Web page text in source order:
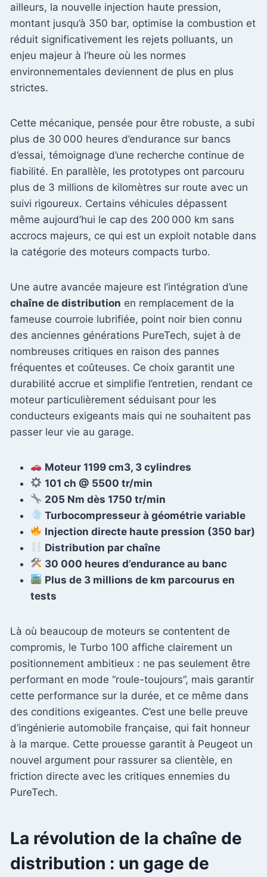
ailleurs, la nouvelle injection haute pression,
montant jusqu’à 350 bar, optimise la combustion et
réduit significativement les rejets polluants, un
enjeu majeur à l’heure où les normes
environnementales deviennent de plus en plus
strictes.
Cette mécanique, pensée pour être robuste, a subi
plus de 30 000 heures d’endurance sur bancs
d’essai, témoignage d’une recherche continue de
fiabilité. En parallèle, les prototypes ont parcouru
plus de 3 millions de kilomètres sur route avec un
suivi rigoureux. Certains véhicules dépassent
même aujourd’hui le cap des 200 000 km sans
accrocs majeurs, ce qui est un exploit notable dans
la catégorie des moteurs compacts turbo.
Une autre avancée majeure est l’intégration d’une
chaîne de distribution en remplacement de la
fameuse courroie lubrifiée, point noir bien connu
des anciennes générations PureTech, sujet à de
nombreuses critiques en raison des pannes
fréquentes et coûteuses. Ce choix garantit une
durabilité accrue et simplifie l’entretien, rendant ce
moteur particulièrement séduisant pour les
conducteurs exigeants mais qui ne souhaitent pas
passer leur vie au garage.
Moteur 1199 cm3, 3 cylindres
101 ch @ 5500 tr/min
205 Nm dès 1750 tr/min
Turbocompresseur à géométrie variable
Injection directe haute pression (350 bar)
Distribution par chaîne
30 000 heures d’endurance au banc
Plus de 3 millions de km parcourus en
tests
Là où beaucoup de moteurs se contentent de
compromis, le Turbo 100 affiche clairement un
positionnement ambitieux : ne pas seulement être
performant en mode “roule-toujours”, mais garantir
cette performance sur la durée, et ce même dans
des conditions exigeantes. C’est une belle preuve
d’ingénierie automobile française, qui fait honneur
à la marque. Cette prouesse garantit à Peugeot un
nouvel argument pour rassurer sa clientèle, en
friction directe avec les critiques ennemies du
PureTech.
La révolution de la chaîne de
distribution : un gage de